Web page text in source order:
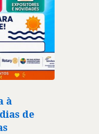
à
de